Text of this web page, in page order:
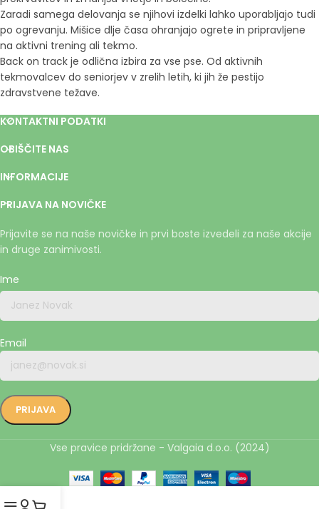
Zaradi samega delovanja se njihovi izdelki lahko uporabljajo tudi
po ogrevanju. Mišice dlje časa ohranjajo ogrete in pripravljene
na aktivni trening ali tekmo.
Back on track je odlična izbira za vse pse. Od aktivnih
tekmovalcev do seniorjev v zrelih letih, ki jih že pestijo
zdravstvene težave.
KONTAKTNI PODATKI
OBIŠČITE NAS
INFORMACIJE
PRIJAVA NA NOVIČKE
Prijavite se na naše novičke in prvi boste izvedeli za naše akcije
in druge zanimivosti.
Ime
Email
Vse pravice pridržane - Valgaia d.o.o. (2024)